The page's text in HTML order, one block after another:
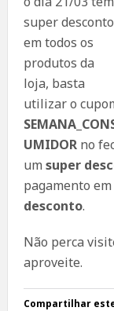
super desconto
em todos os
produtos da
loja, basta
utilizar o
UMIDOR no
um super
pagamento em
desconto.
Não perca
aproveite.
Compartilhar